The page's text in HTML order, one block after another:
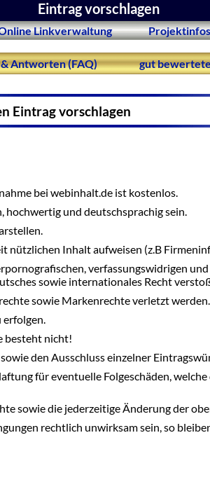
Eintrag vorschlagen
Linkverwaltung Projektinfos
Antworten (FAQ) gut
Eintrag vorschlagen
bei webinhalt.de ist kostenlos.
hochwertig und deutschsprachig sein.
nützlichen Inhalt aufweisen (z.B
verfassungswidrigen
sowie internationales Recht
sowie Markenrechte verletzt werden.
erfolgen.
besteht nicht!
den Ausschluss einzelner
für eventuelle Folgeschäden,
sowie die jederzeitige Änderung der
rechtlich unwirksam sein, so